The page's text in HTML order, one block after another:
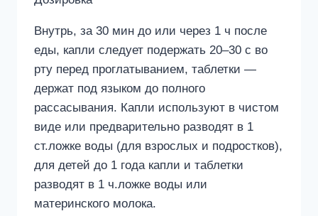
Внутрь, за 30 мин до или через 1 ч после
еды, капли следует подержать 20–30 с во
рту перед проглатыванием, таблетки —
держат под языком до полного
рассасывания. Капли используют в чистом
виде или предварительно разводят в 1
ст.ложке воды (для взрослых и подростков),
для детей до 1 года капли и таблетки
разводят в 1 ч.ложке воды или
материнского молока.